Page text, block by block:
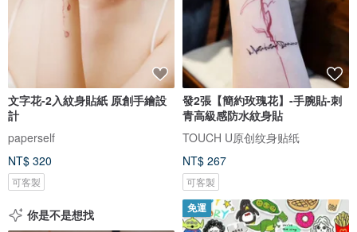
文字花-2入紋身貼紙 原創手繪設
計
paperself
NT$ 320
可客製
發2張【簡約玫瑰花】-手腕貼-刺
青高級感防水紋身貼
TOUCH U原创纹身贴纸
NT$ 267
可客製
你是不是想找 免運